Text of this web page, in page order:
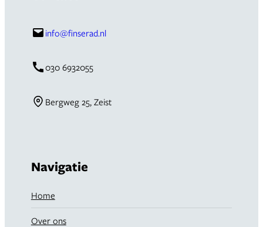
info@finserad.nl
030 6932055
Bergweg 25, Zeist
Navigatie
Home
Over ons